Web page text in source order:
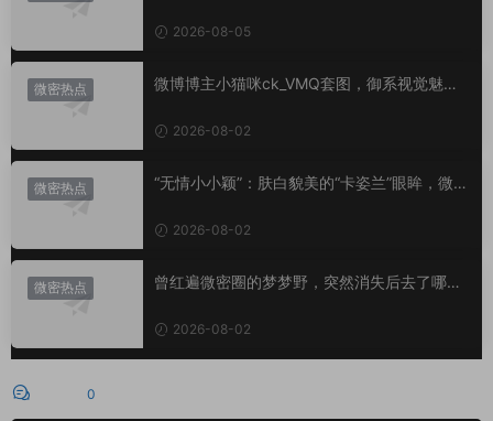
2026-08-05
微密热点
微博博主小猫咪ck_VMQ套图，御系视觉魅力
2026-08-02
微密热点
“无情小小颖”：肤白貌美的“卡姿兰”眼眸，微密
2026-08-02
微密热点
曾红遍微密圈的梦梦野，突然消失后去了哪
2026-08-02
0